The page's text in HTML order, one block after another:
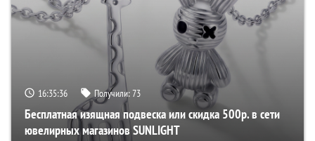
16:35:35 Получили:73
Бесплатная изящная подвеска или скидка 500р. в сети
ювелирных магазинов SUNLIGHT